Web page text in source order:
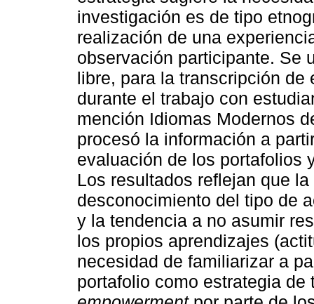
investigación es de tipo
realización de una
observación participante. Se
libre, para la transcripción
durante el trabajo con
mención Idiomas Modernos
procesó la información a
evaluación de los portafolios
Los resultados reflejan que
desconocimiento del tipo de
y la tendencia a no asumir
los propios aprendizajes
necesidad de familiarizar a
portafolio como estrategia de